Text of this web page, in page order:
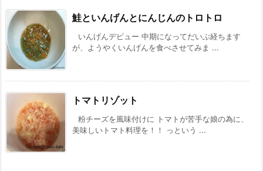
鮭といんげんとにんじんのトロトロ
いんげんデビュー 中期になってだいぶ経ちます
が、ようやくいんげんを食べさせてみま ...
トマトリゾット
粉チーズを風味付けに トマトが苦手な娘の為に、
美味しいトマト料理を！！ っという ...